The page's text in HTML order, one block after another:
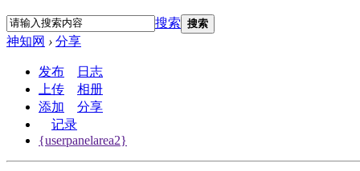
搜索 搜索
神知网 › 分享
发布
日志
上传
相册
添加
分享
记录
{userpanelarea2}